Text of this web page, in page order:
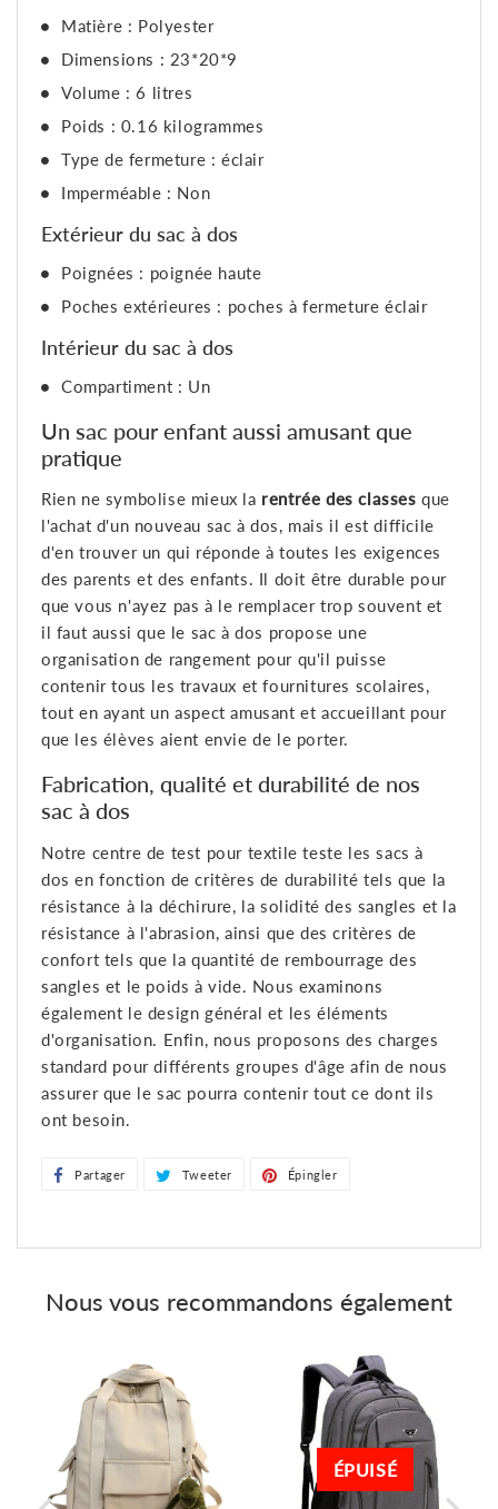
Matière : Polyester
Dimensions : 23*20*9
Volume : 6 litres
Poids : 0.16 kilogrammes
Type de fermeture : éclair
Imperméable : Non
Extérieur du sac à dos
Poignées : poignée haute
Poches extérieures : poches à fermeture éclair
Intérieur du sac à dos
Compartiment : Un
Un sac pour enfant aussi amusant que
pratique
Rien ne symbolise mieux la rentrée des classes que
l'achat d'un nouveau sac à dos, mais il est difficile
d'en trouver un qui réponde à toutes les exigences
des parents et des enfants. Il doit être durable pour
que vous n'ayez pas à le remplacer trop souvent et
il faut aussi que le sac à dos propose une
organisation de rangement pour qu'il puisse
contenir tous les travaux et fournitures scolaires,
tout en ayant un aspect amusant et accueillant pour
que les élèves aient envie de le porter.
Fabrication, qualité et durabilité de nos
sac à dos
Notre centre de test pour textile teste les sacs à
dos en fonction de critères de durabilité tels que la
résistance à la déchirure, la solidité des sangles et la
résistance à l'abrasion, ainsi que des critères de
confort tels que la quantité de rembourrage des
sangles et le poids à vide. Nous examinons
également le design général et les éléments
d'organisation. Enfin, nous proposons des charges
standard pour différents groupes d'âge afin de nous
assurer que le sac pourra contenir tout ce dont ils
ont besoin.
Partager PartagerTweeter TweeterÉpingler
Nous vous recommandons également
ÉPUISÉ